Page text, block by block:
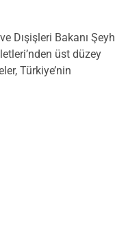
Dışişleri Bakanı Şeyh
üst düzey
Türkiye’nin